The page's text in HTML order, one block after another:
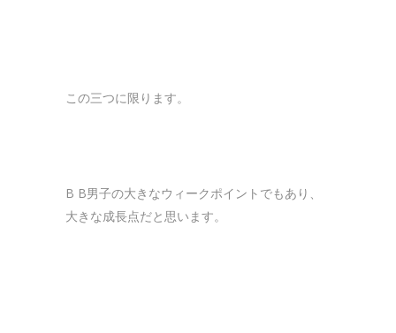
この三つに限ります。
B B男子の大きなウィークポイントでもあり、
大きな成長点だと思います。